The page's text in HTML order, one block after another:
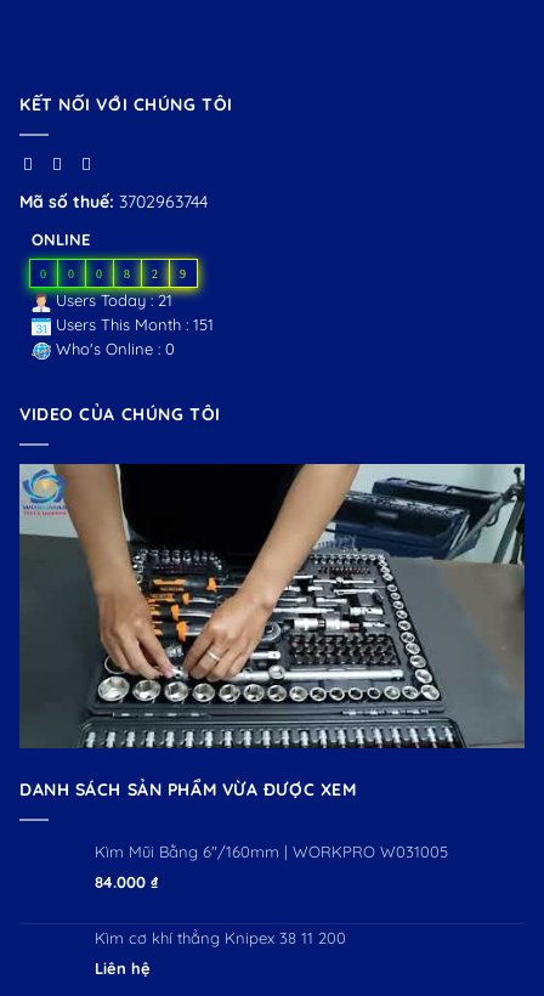
KẾT NỐI VỚI CHÚNG TÔI
Mã số thuế: 3702963744
ONLINE
0 0 0 8 2 9
Users Today : 21
Users This Month : 151
Who's Online : 0
VIDEO CỦA CHÚNG TÔI
DANH SÁCH SẢN PHẨM VỪA ĐƯỢC XEM
Kìm Mũi Bằng 6"/160mm | WORKPRO W031005
84.000 ₫
Kìm cơ khí thẳng Knipex 38 11 200
Liên hệ